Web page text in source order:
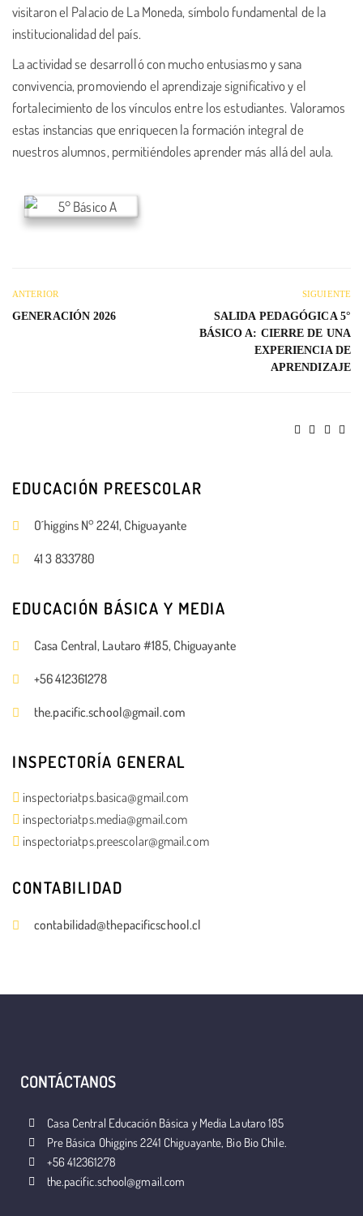
visitaron el Palacio de La Moneda, símbolo fundamental de la
institucionalidad del país.
La actividad se desarrolló con mucho entusiasmo y sana
convivencia, promoviendo el aprendizaje significativo y el
fortalecimiento de los vínculos entre los estudiantes. Valoramos
estas instancias que enriquecen la formación integral de
nuestros alumnos, permitiéndoles aprender más allá del aula.
ANTERIOR
GENERACIÓN 2026
SIGUIENTE
SALIDA PEDAGÓGICA 5°
BÁSICO A: CIERRE DE UNA
EXPERIENCIA DE
APRENDIZAJE
EDUCACIÓN PREESCOLAR
O´higgins N° 2241, Chiguayante
41 3 833780
EDUCACIÓN BÁSICA Y MEDIA
Casa Central, Lautaro #185, Chiguayante
+56 412361278
the.pacific.school@gmail.com
INSPECTORÍA GENERAL
inspectoriatps.basica@gmail.com
inspectoriatps.media@gmail.com
inspectoriatps.preescolar@gmail.com
CONTABILIDAD
contabilidad@thepacificschool.cl
CONTÁCTANOS
Casa Central Educación Básica y Media Lautaro 185
Pre Básica Ohiggins 2241 Chiguayante, Bio Bio Chile.
+56 412361278
the.pacific.school@gmail.com